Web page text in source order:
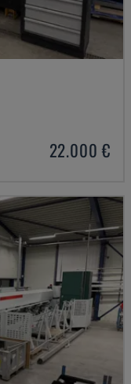
22.000 €